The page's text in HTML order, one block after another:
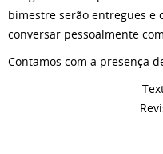
bimestre serão entregues e
conversar pessoalmente
Contamos com a presença